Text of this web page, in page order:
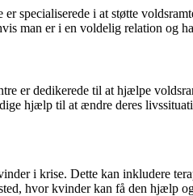
specialiserede i at støtte
man er i en voldelig relation og
er dedikerede til at hjælpe
hjælp til at ændre deres
i krise. Dette kan inkludere
hvor kvinder kan få den hjælp